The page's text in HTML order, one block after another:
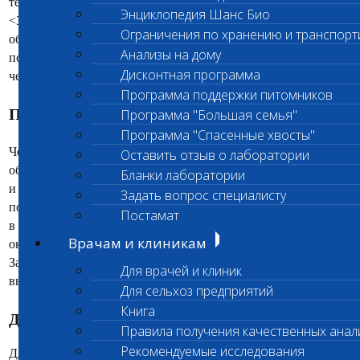
Энциклопедия Шанс Био
Ограничения по хранению и
Анализы на дому
Дисконтная программа
Программа поддержки питомников
Программа "Большая семья"
Программа "Спасенные хвосты"
Оставить отзыв о лаборатории
Бланки лаборатории
Задать вопрос специалисту
Постамат
Врачам и клиникам
Для врачей и клиник
Для сельхоз предприятий
Книга
Правила получения качественных
Рекомендуемые исследования
<37°С, анорексией, апатией, сильной степени
обезвоживанием и болевым рефлексом в области брюшной
полости при пальпации. Без лечения гибель может наступить
через 72 часа после начала заболевания.
Патогенез
Через три дня после инфицирования происходит
обсеменение вирусами лимфатической ткани, костного мозга
и кишечного эпителия (в меньшей степени легких, печени и
почек), что приводит к появлению симптомов. На 4-6 день и
в течении следующих 2 недель вирус активно выделяется в
окружающую среду вместе с калом зараженного животного.
Затем выделение быстро прекращается: однако после
выздоровления может продолжаться неделями.
Диагностика парвовируса
Для диагностики парвовируса у собак в лаборатории «Шанс